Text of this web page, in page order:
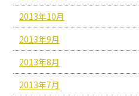
2013年10月
2013年9月
2013年8月
2013年7月